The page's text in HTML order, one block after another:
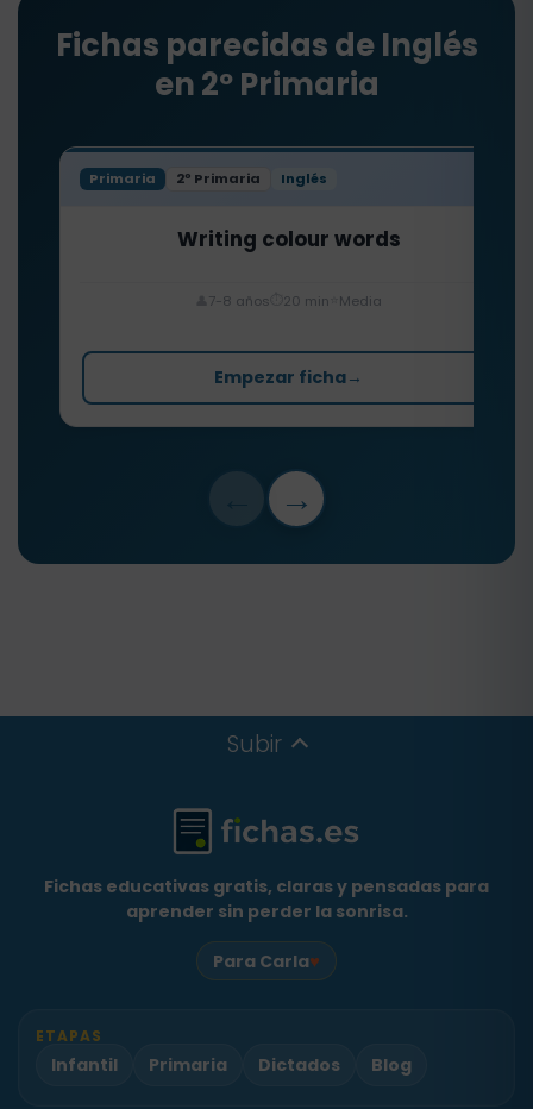
Fichas parecidas de Inglés
en 2º Primaria
Primaria 2º Primaria Inglés
Writing colour words
7-8 años 20 min Media
Empezar ficha→
→
Subir
Fichas educativas gratis, claras y pensadas para
aprender sin perder la sonrisa.
Para Carla♥
ETAPAS
Infantil Primaria Dictados Blog